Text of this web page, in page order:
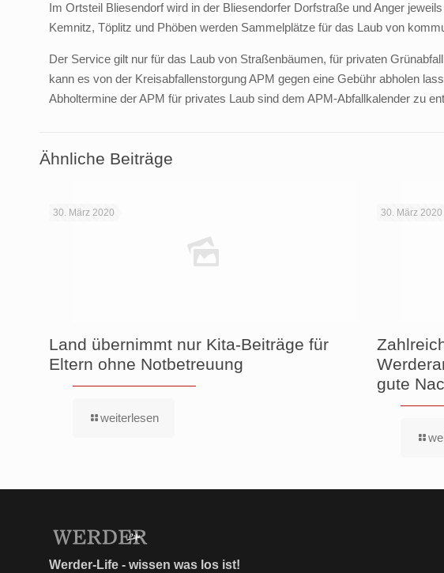
Im Ortsteil Bliesendorf wird in der Bliesendorfer Dorfstraße und Anger
Kemnitz, Töplitz und Phöben werden Sammelplätze für das Laub von
Der Service gilt nur für das Laub von Straßenbäumen, für privaten
kann es von der Kreisabfallenstorgung APM gegen eine Gebühr abholen
Abholtermine der APM für privates Laub sind dem APM-Abfallkalender zu
Ähnliche Beiträge
30. März 2020
Land übernimmt nur Kita-Beiträge für
Eltern ohne Notbetreuung
weiterlesen
30. März 2020
gute
Werder-Life - wissen was los ist!